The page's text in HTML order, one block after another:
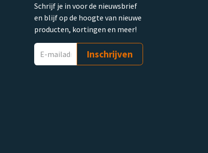
Schrijf je in voor de nieuwsbrief
en blijf op de hoogte van nieuwe
producten, kortingen en meer!
Inschrijven